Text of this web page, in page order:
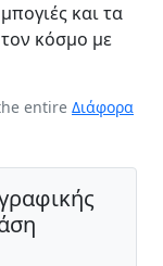
και τα
κόσμο με
entire Διάφορα